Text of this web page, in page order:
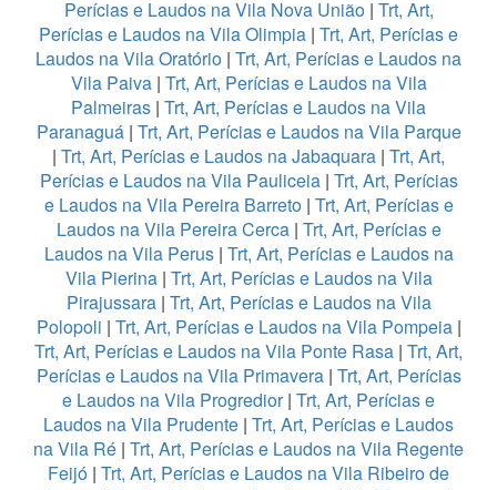
Perícias e Laudos na Vila Nova União| Trt, Art,
Perícias e Laudos na Vila Olimpia | Trt, Art, Perícias e
Laudos na Vila Oratório | Trt, Art, Perícias e Laudos na
Vila Paiva| Trt, Art, Perícias e Laudos na Vila
Palmeiras | Trt, Art, Perícias e Laudos na Vila
Paranaguá| Trt, Art, Perícias e Laudos na Vila Parque
| Trt, Art, Perícias e Laudos na Jabaquara | Trt, Art,
Perícias e Laudos na Vila Pauliceia| Trt, Art, Perícias
e Laudos na Vila Pereira Barreto| Trt, Art, Perícias e
Laudos na Vila Pereira Cerca| Trt, Art, Perícias e
Laudos na Vila Perus| Trt, Art, Perícias e Laudos na
Vila Pierina| Trt, Art, Perícias e Laudos na Vila
Pirajussara| Trt, Art, Perícias e Laudos na Vila
Polopoli | Trt, Art, Perícias e Laudos na Vila Pompeia|
Trt, Art, Perícias e Laudos na Vila Ponte Rasa | Trt, Art,
Perícias e Laudos na Vila Primavera| Trt, Art, Perícias
e Laudos na Vila Progredior| Trt, Art, Perícias e
Laudos na Vila Prudente | Trt, Art, Perícias e Laudos
na Vila Ré | Trt, Art, Perícias e Laudos na Vila Regente
Feijó | Trt, Art, Perícias e Laudos na Vila Ribeiro de